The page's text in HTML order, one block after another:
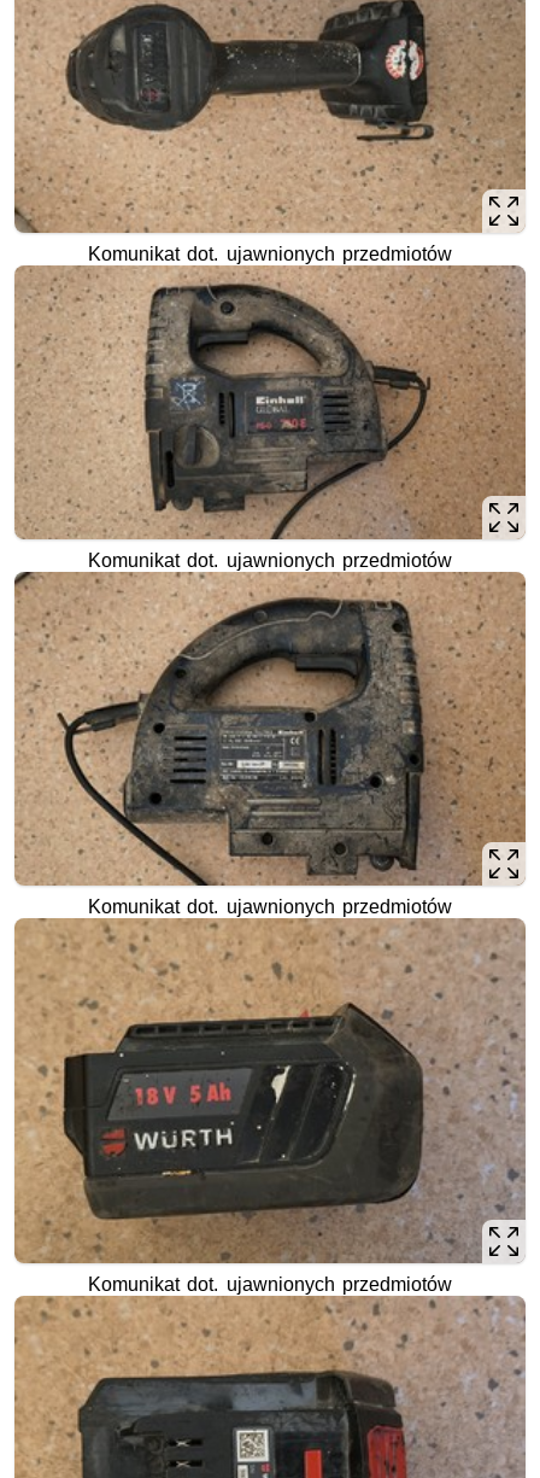
Komunikat dot. ujawnionych przedmiotów
Komunikat dot. ujawnionych przedmiotów
Komunikat dot. ujawnionych przedmiotów
Komunikat dot. ujawnionych przedmiotów